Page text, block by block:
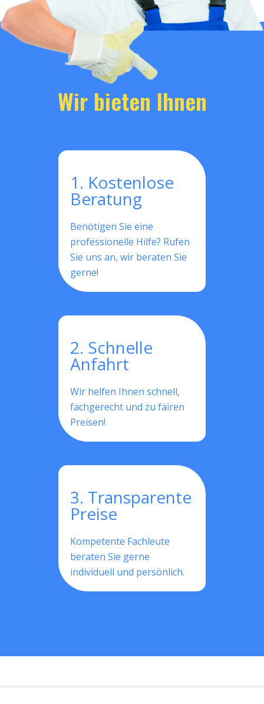
Wir bieten Ihnen
1. Kostenlose
Beratung
Benötigen Sie eine
professionelle Hilfe? Rufen
Sie uns an, wir beraten Sie
gerne!
2. Schnelle
Anfahrt
Wir helfen Ihnen schnell,
fachgerecht und zu fairen
Preisen!
3. Transparente
Preise
Kompetente Fachleute
beraten Sie gerne
individuell und persönlich.